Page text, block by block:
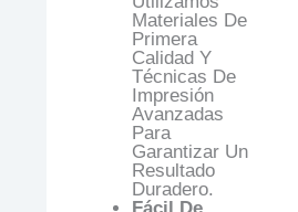
Materiales De
Primera
Calidad Y
Técnicas De
Impresión
Avanzadas
Para
Garantizar Un
Resultado
Duradero.